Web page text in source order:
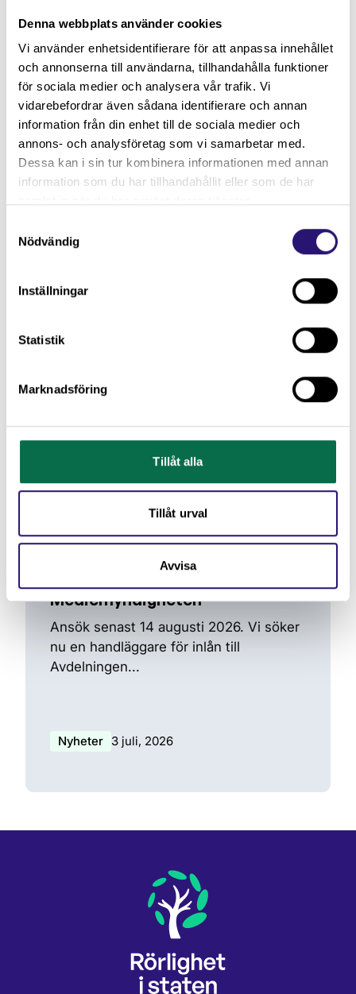
Denna webbplats använder cookies
Vi använder enhetsidentifierare för att anpassa innehållet
och annonserna till användarna, tillhandahålla funktioner
för sociala medier och analysera vår trafik. Vi
vidarebefordrar även sådana identifierare och annan
information från din enhet till de sociala medier och
annons- och analysföretag som vi samarbetar med.
Dessa kan i sin tur kombinera informationen med annan
information som du har tillhandahållit eller som de har
Nödvändig
Inställningar
Statistik
Marknadsföring
Tillåt alla
Tillåt urval
Avvisa
Inlån av Registrator till
Elsäkerhetsverket
Ansök senast 16 augusti.
Elsäkerhetsverkets vision är trygg och
störningsfri el. Vi arbetar för...
Nyheter
Inlån av handläggare till
Mediemyndigheten
Ansök senast 14 augusti 2026. Vi söker
nu en handläggare för inlån till
Avdelningen...
Nyheter 3 juli, 2026